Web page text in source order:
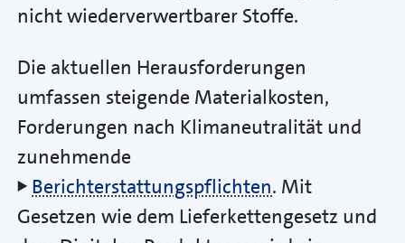
nicht wiederverwertbarer Stoffe.
Die aktuellen Herausforderungen
umfassen steigende Materialkosten,
Forderungen nach Klimaneutralität und
zunehmende
Berichterstattungspflichten. Mit
Gesetzen wie dem Lieferkettengesetz und